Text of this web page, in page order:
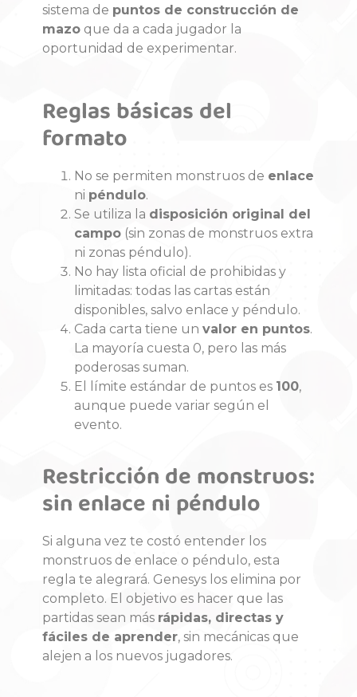
sistema de puntos de construcción de
mazoque da a cada jugador la
oportunidad de experimentar.
Reglas básicas del
formato
No se permiten monstruos de enlace
ni péndulo.
Se utiliza la disposición original del
campo(sin zonas de monstruos extra
ni zonas péndulo).
No hay lista oficial de prohibidas y
limitadas: todas las cartas están
disponibles, salvo enlace y péndulo.
Cada carta tiene un valor en puntos.
La mayoría cuesta 0, pero las más
poderosas suman.
El límite estándar de puntos es 100,
aunque puede variar según el
evento.
Restricción de monstruos:
sin enlace ni péndulo
Si alguna vez te costó entender los
monstruos de enlace o péndulo, esta
regla te alegrará. Genesys los elimina por
completo. El objetivo es hacer que las
partidas sean más rápidas, directas y
fáciles de aprender, sin mecánicas que
alejen a los nuevos jugadores.